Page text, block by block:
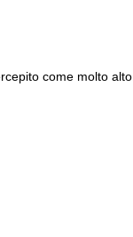
come molto alto.